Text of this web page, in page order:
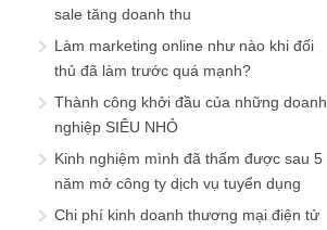
sale tăng doanh thu
Làm marketing online như nào khi đối
thủ đã làm trước quá mạnh?
Thành công khởi đầu của những doanh
nghiệp SIÊU NHỎ
Kinh nghiệm mình đã thấm được sau 5
năm mở công ty dịch vụ tuyển dụng
Chi phí kinh doanh thương mại điện tử